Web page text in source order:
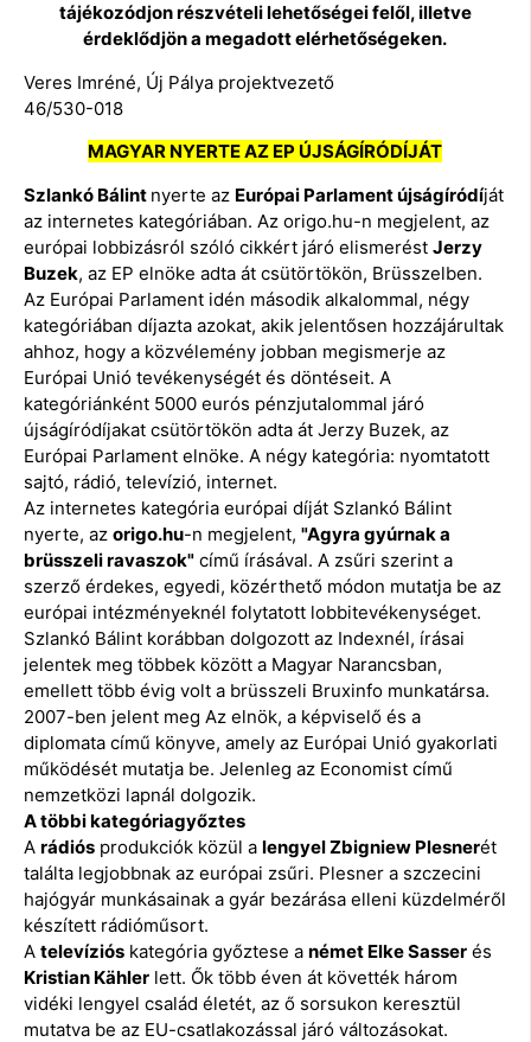
tájékozódjon részvételi lehetőségei felől, illetve
érdeklődjön a megadott elérhetőségeken.
Veres Imréné, Új Pálya projektvezető
46/530-018
MAGYAR NYERTE AZ EP ÚJSÁGÍRÓDÍJÁT
Szlankó Bálint nyerte az Európai Parlament újságíródíját
az internetes kategóriában. Az origo.hu-n megjelent, az
európai lobbizásról szóló cikkért járó elismerést Jerzy
Buzek, az EP elnöke adta át csütörtökön, Brüsszelben.
Az Európai Parlament idén második alkalommal, négy
kategóriában díjazta azokat, akik jelentősen hozzájárultak
ahhoz, hogy a közvélemény jobban megismerje az
Európai Unió tevékenységét és döntéseit. A
kategóriánként 5000 eurós pénzjutalommal járó
újságíródíjakat csütörtökön adta át Jerzy Buzek, az
Európai Parlament elnöke. A négy kategória: nyomtatott
sajtó, rádió, televízió, internet.
Az internetes kategória európai díját Szlankó Bálint
nyerte, az origo.hu-n megjelent, "Agyra gyúrnak a
brüsszeli ravaszok" című írásával. A zsűri szerint a
szerző érdekes, egyedi, közérthető módon mutatja be az
európai intézményeknél folytatott lobbitevékenységet.
Szlankó Bálint korábban dolgozott az Indexnél, írásai
jelentek meg többek között a Magyar Narancsban,
emellett több évig volt a brüsszeli Bruxinfo munkatársa.
2007-ben jelent meg Az elnök, a képviselő és a
diplomata című könyve, amely az Európai Unió gyakorlati
működését mutatja be. Jelenleg az Economist című
nemzetközi lapnál dolgozik.
A többi kategóriagyőztes
A rádiós produkciók közül a lengyel Zbigniew Plesnerét
találta legjobbnak az európai zsűri. Plesner a szczecini
hajógyár munkásainak a gyár bezárása elleni küzdelméről
készített rádióműsort.
A televíziós kategória győztese a német Elke Sasser és
Kristian Kähler lett. Ők több éven át követték három
vidéki lengyel család életét, az ő sorsukon keresztül
mutatva be az EU-csatlakozással járó változásokat.